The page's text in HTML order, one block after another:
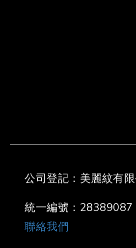
公司登記：美麗紋有
統一編號：28389087
聯絡我們